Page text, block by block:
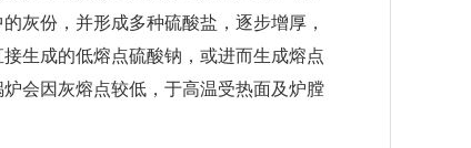
灰份，并形成多种硫酸盐，逐步增厚，
生成的低熔点硫酸钠，或进而生成熔点
会因灰熔点较低，于高温受热面及炉膛